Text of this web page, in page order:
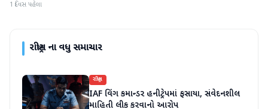
1 દિવસ પહેલા
રાષ્ટ્રીયના વધુ સમાચાર
રાષ્ટ્રીય
IAF વિંગ કમાન્ડર હનીટ્રેપમાં ફસાયા, સંવેદનશીલ
માહિતી લીક કરવાનો આરોપ